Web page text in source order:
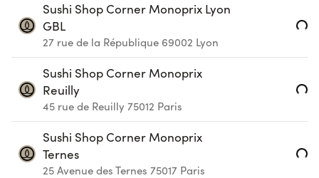
Sushi Shop Corner Monoprix Lyon
GBL
27 rue de la République 69002 Lyon Loading...
Sushi Shop Corner Monoprix
Reuilly
45 rue de Reuilly 75012 Paris Loading...
Sushi Shop Corner Monoprix
Ternes
25 Avenue des Ternes 75017 Paris Loading...